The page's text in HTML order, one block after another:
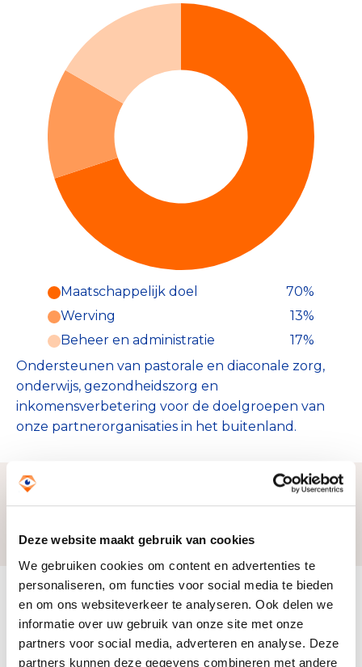
Deze website maakt gebruik van cookies
We gebruiken cookies om content en advertenties te
personaliseren, om functies voor social media te bieden
en om ons websiteverkeer te analyseren. Ook delen we
informatie over uw gebruik van onze site met onze
partners voor social media, adverteren en analyse. Deze
partners kunnen deze gegevens combineren met andere
Maatschappelijk doel
70%
Werving
13%
Beheer en administratie
17%
Ondersteunen van pastorale en diaconale zorg,
onderwijs, gezondheidszorg en
inkomensverbetering voor de doelgroepen van
onze partnerorganisaties in het buitenland.
Doelbesteding (2024)
€ 523.516